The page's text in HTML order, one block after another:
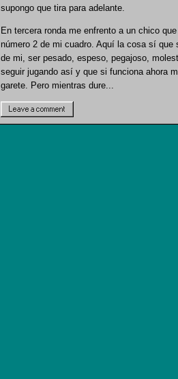
supongo que tira para adelante.
En tercera ronda me enfrento a un chico
número 2 de mi cuadro. Aquí la cosa sí que
de mi, ser pesado, espeso, pegajoso,
seguir jugando así y que si funciona ahora
garete. Pero mientras dure...
Leave a comment